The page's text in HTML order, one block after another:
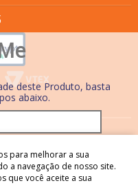
deste Produto, basta
abaixo.
site. Nas lojas físicas,
e processos são
para melhorar a sua
a navegação de nosso site.
que você aceite a sua